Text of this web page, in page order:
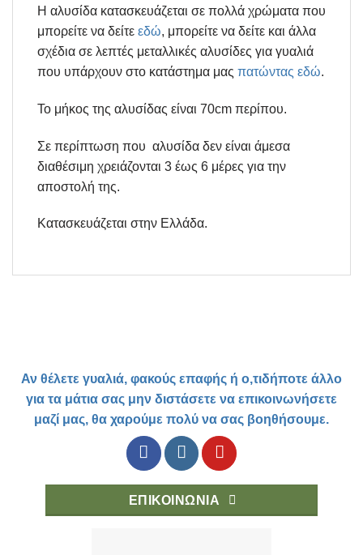
Η αλυσίδα κατασκευάζεται σε πολλά χρώματα που
μπορείτε να δείτε εδώ, μπορείτε να δείτε και άλλα
σχέδια σε λεπτές μεταλλικές αλυσίδες για γυαλιά
που υπάρχουν στο κατάστημα μας πατώντας εδώ.
Το μήκος της αλυσίδας είναι 70cm περίπου.
Σε περίπτωση που αλυσίδα δεν είναι άμεσα
διαθέσιμη χρειάζονται 3 έως 6 μέρες για την
αποστολή της.
Κατασκευάζεται στην Ελλάδα.
Αν θέλετε γυαλιά, φακούς επαφής ή ο,τιδήποτε άλλο
για τα μάτια σας μην διστάσετε να επικοινωνήσετε
μαζί μας, θα χαρούμε πολύ να σας βοηθήσουμε.
ΕΠΙΚΟΙΝΩΝΊΑ